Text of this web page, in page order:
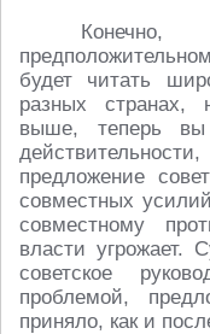
будет читать
разных странах,
выше, теперь
предложение
совместных
совместному
власти угрожает.
советское
проблемой,
приняло, как и